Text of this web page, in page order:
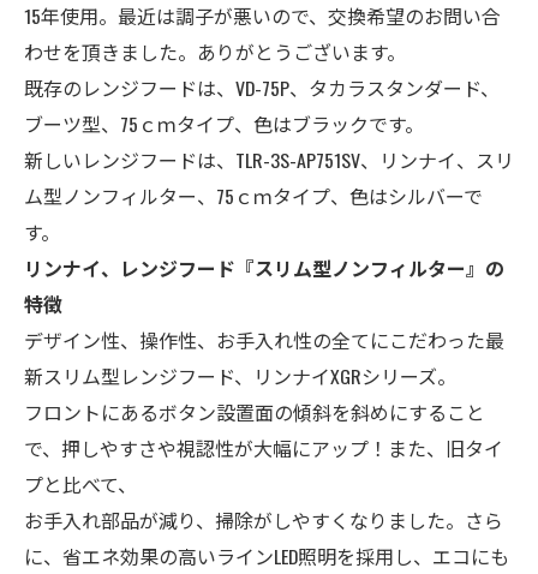
15年使用。最近は調子が悪いので、交換希望のお問い合
わせを頂きました。ありがとうございます。
既存のレンジフードは、VD-75P、タカラスタンダード、
ブーツ型、75ｃｍタイプ、色はブラックです。
新しいレンジフードは、TLR-3S-AP751SV、リンナイ、スリ
ム型ノンフィルター、75ｃｍタイプ、色はシルバーで
す。
リンナイ、レンジフード『スリム型ノンフィルター』の
特徴
デザイン性、操作性、お手入れ性の全てにこだわった最
新スリム型レンジフード、リンナイXGRシリーズ。
フロントにあるボタン設置面の傾斜を斜めにすること
で、押しやすさや視認性が大幅にアップ！また、旧タイ
プと比べて、
お手入れ部品が減り、掃除がしやすくなりました。さら
に、省エネ効果の高いラインLED照明を採用し、エコにも